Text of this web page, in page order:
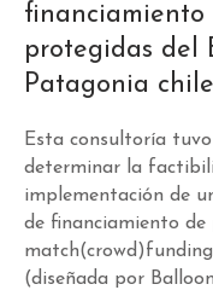
financiamiento
protegidas del
Patagonia
Esta consultoría
determinar la
implementación de
de financiamiento
(diseñada por